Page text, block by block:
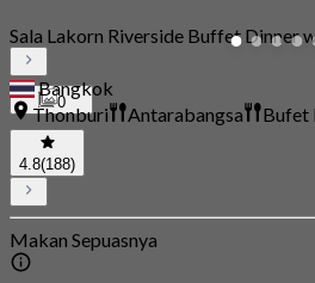
0
Sala Lakorn Riverside Buffet Dinner
Bangkok
Thonburi
Antarabangsa Bufet
4.8(188)
Makan Sepuasnya